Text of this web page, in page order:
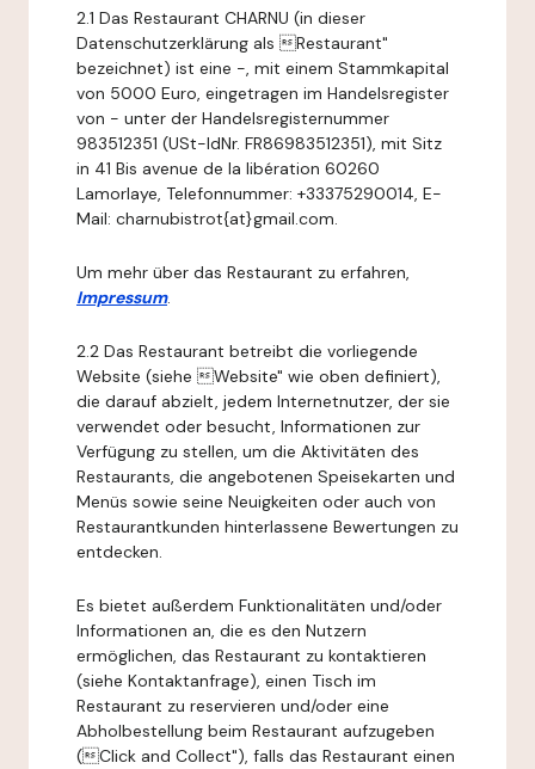
2.1 Das Restaurant CHARNU (in dieser
Datenschutzerklärung als Restaurant"
bezeichnet) ist eine -, mit einem Stammkapital
von 5000 Euro, eingetragen im Handelsregister
von - unter der Handelsregisternummer
983512351 (USt-IdNr. FR86983512351), mit Sitz
in 41 Bis avenue de la libération 60260
Lamorlaye, Telefonnummer: +33375290014, E-
Mail: charnubistrot{at}gmail.com.
Um mehr über das Restaurant zu erfahren,
Impressum.
2.2 Das Restaurant betreibt die vorliegende
Website (siehe Website" wie oben definiert),
die darauf abzielt, jedem Internetnutzer, der sie
verwendet oder besucht, Informationen zur
Verfügung zu stellen, um die Aktivitäten des
Restaurants, die angebotenen Speisekarten und
Menüs sowie seine Neuigkeiten oder auch von
Restaurantkunden hinterlassene Bewertungen zu
entdecken.
Es bietet außerdem Funktionalitäten und/oder
Informationen an, die es den Nutzern
ermöglichen, das Restaurant zu kontaktieren
(siehe Kontaktanfrage), einen Tisch im
Restaurant zu reservieren und/oder eine
Abholbestellung beim Restaurant aufzugeben
(Click and Collect"), falls das Restaurant einen